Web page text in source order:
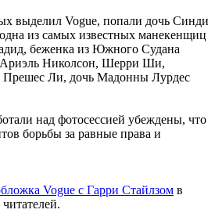
выделил Vogue, попали дочь Синди
из самых известных манекенщиц
беженка из Южного Судана
Ариэль Николсон, Шерри Ши,
Ли, дочь Мадонны Лурдес
над фотосессией убеждены, что
борьбы за равные права и
Vogue с Гарри Стайлзом в